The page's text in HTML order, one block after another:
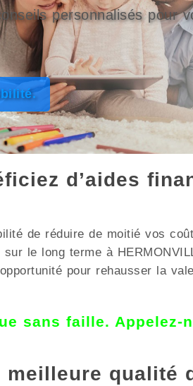
personnalisés pour
d’aides
de réduire de moitié vos
le long terme à
pour rehausser la
sans faille. Appelez-
qualité